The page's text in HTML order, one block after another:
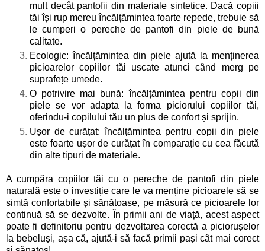
mult decât pantofii din materiale sintetice. Dacă copiii
tăi își rup mereu încălțămintea foarte repede, trebuie să
le cumperi o pereche de pantofi din piele de bună
calitate.
Ecologic: încălțămintea din piele ajută la menținerea
picioarelor copiilor tăi uscate atunci când merg pe
suprafețe umede.
O potrivire mai bună: încălțămintea pentru copii din
piele se vor adapta la forma piciorului copiilor tăi,
oferindu-i copilului tău un plus de confort și sprijin.
Ușor de curățat: încălțămintea pentru copii din piele
este foarte ușor de curățat în comparație cu cea făcută
din alte tipuri de materiale.
A cumpăra copiilor tăi cu o pereche de pantofi din piele
naturală este o investiție care le va menține picioarele să se
simtă confortabile și sănătoase, pe măsură ce picioarele lor
continuă să se dezvolte. În primii ani de viață, acest aspect
poate fi definitoriu pentru dezvoltarea corectă a piciorușelor
la bebeluși, așa că, ajută-i să facă primii pași cât mai corect